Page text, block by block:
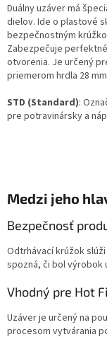
Duálny uzáver má
dielov. Ide o plastové
bezpečnostným
Zabezpečuje
otvorenia. Je určený
priemerom hrdla 28
STD (Standard):
pre potravinársky a
Medzi jeho
Bezpečnosť
Odtrhávací krúžok
spozná, či bol výrobok
Vhodný pre Hot
Uzáver je určený na
procesom vytvárania